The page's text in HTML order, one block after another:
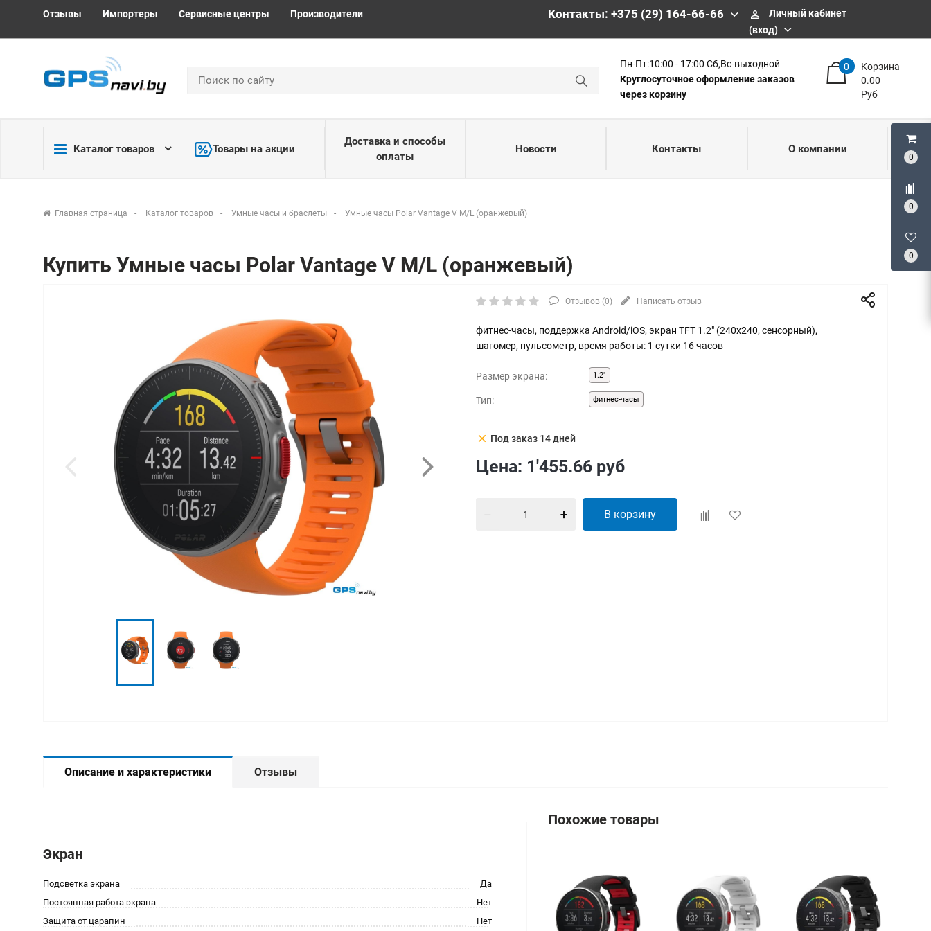
0
0
0
Отзывы Импортеры Сервисные центры Производители Контакты: +375 (29) 164-66-66 perm_identity
Личный кабинет
(вход)
Пн-Пт:10:00 - 17:00 Сб,Вс-выходной
Круглосуточное оформление заказов
через корзину
Корзина
0
0.00
Руб
Каталог товаров Товары на акции
Доставка и способы
оплаты
Новости Контакты О компании
Главная страница Каталог товаров Умные часы и браслеты Умные часы Polar Vantage V M/L (оранжевый)
Купить Умные часы Polar Vantage V M/L (оранжевый)
Отзывов (0) Написать отзыв
фитнес-часы, поддержка Android/iOS, экран TFT 1.2" (240x240, сенсорный),
шагомер, пульсометр, время работы: 1 сутки 16 часов
Размер экрана: 1.2"
Тип: фитнес-часы
clear Под заказ 14 дней
Цена: 1'455.66 руб
В корзину
Описание и характеристики Отзывы
Экран
Подсветка экрана
Да
Постоянная работа экрана
Нет
Защита от царапин
Нет
Похожие товары